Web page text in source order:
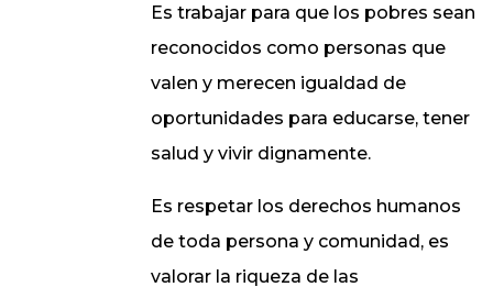
Es trabajar para que los pobres sean
reconocidos como personas que
valen y merecen igualdad de
oportunidades para educarse, tener
salud y vivir dignamente.
Es respetar los derechos humanos
de toda persona y comunidad, es
valorar la riqueza de las